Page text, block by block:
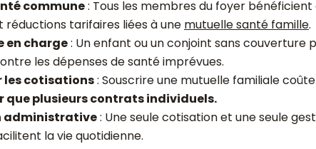
commune: Tous les membres du foyer bénéficient
tarifaires liées à une mutuelle santé famille.
en charge: Un enfant ou un conjoint sans couverture
les dépenses de santé imprévues.
les cotisations: Souscrire une mutuelle familiale coûte
que plusieurs contrats individuels.
administrative: Une seule cotisation et une seule
la vie quotidienne.